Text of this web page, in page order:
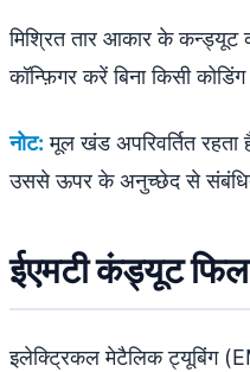
मिश्रित तार आकार के
कॉन्फ़िगर करें बिना किसी
नोट: मूल खंड अपरिवर्तित
उससे ऊपर के अनुच्छेद से
ईएमटी कंड्यूट
इलेक्ट्रिकल मेटैलिक ट्यूबिंग